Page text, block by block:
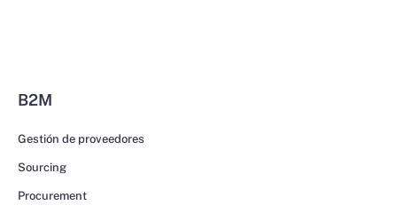
B2M
Gestión de proveedores
Sourcing
Procurement